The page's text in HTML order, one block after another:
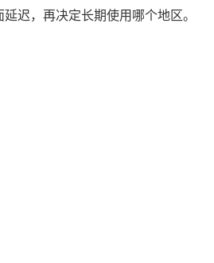
迟，再决定长期使用哪个地区。